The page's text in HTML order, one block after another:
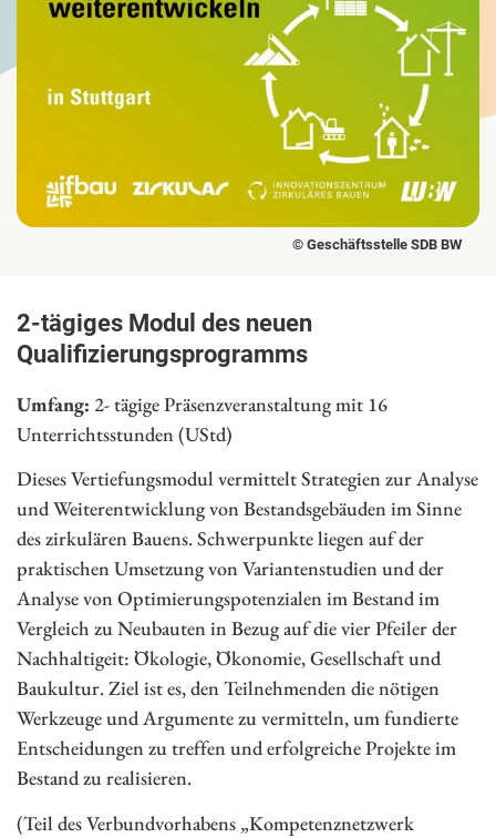
© Geschäftsstelle SDB BW
2-tägiges Modul des neuen
Qualifizierungsprogramms
Umfang: 2- tägige Präsenzveranstaltung mit 16
Unterrichtsstunden (UStd)
Dieses Vertiefungsmodul vermittelt Strategien zur Analyse
und Weiterentwicklung von Bestandsgebäuden im Sinne
des zirkulären Bauens. Schwerpunkte liegen auf der
praktischen Umsetzung von Variantenstudien und der
Analyse von Optimierungspotenzialen im Bestand im
Vergleich zu Neubauten in Bezug auf die vier Pfeiler der
Nachhaltigeit: Ökologie, Ökonomie, Gesellschaft und
Baukultur. Ziel ist es, den Teilnehmenden die nötigen
Werkzeuge und Argumente zu vermitteln, um fundierte
Entscheidungen zu treffen und erfolgreiche Projekte im
Bestand zu realisieren.
(Teil des Verbundvorhabens „Kompetenznetzwerk